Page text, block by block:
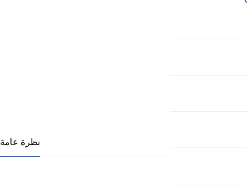
نظرة عامة